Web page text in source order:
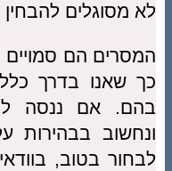
לא מסוגלים להבחין
המסרים הם
כך שאנו בדרך
בהם. אם ננסה
ונחשוב בבהירות על
לבחור בטוב,